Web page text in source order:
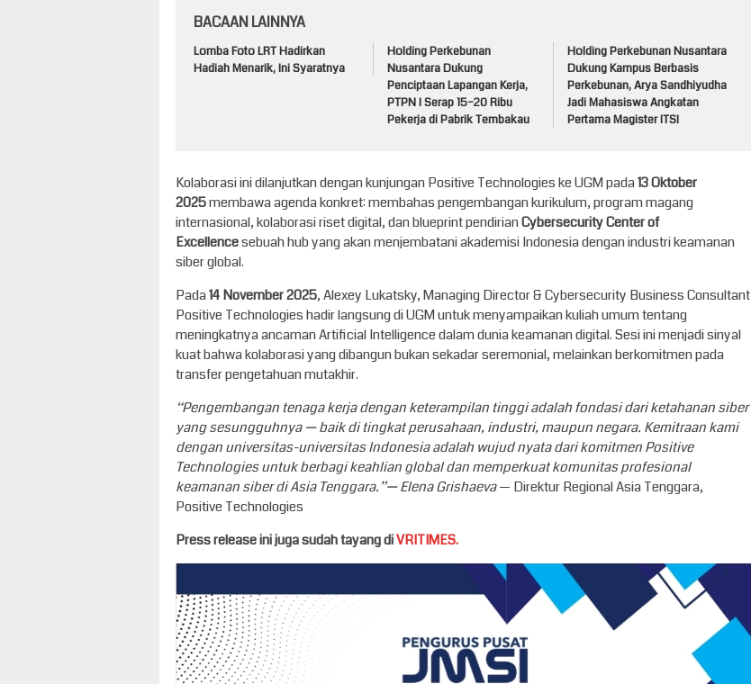
BACAAN LAINNYA
Lomba Foto LRT Hadirkan
Hadiah Menarik, Ini Syaratnya
Holding Perkebunan
Nusantara Dukung
Penciptaan Lapangan Kerja,
PTPN I Serap 15–20 Ribu
Pekerja di Pabrik Tembakau
Holding Perkebunan Nusantara
Dukung Kampus Berbasis
Perkebunan, Arya Sandhiyudha
Jadi Mahasiswa Angkatan
Pertama Magister ITSI
Kolaborasi ini dilanjutkan dengan kunjungan Positive Technologies ke UGM pada13 Oktober
2025membawa agenda konkret: membahas pengembangan kurikulum, program magang
internasional, kolaborasi riset digital, dan blueprint pendirianCybersecurity Center of
Excellencesebuah hub yang akan menjembatani akademisi Indonesia dengan industri keamanan
siber global.
Pada14 November 2025, Alexey Lukatsky, Managing Director & Cybersecurity Business Consultant
Positive Technologies hadir langsung di UGM untuk menyampaikan kuliah umum tentang
meningkatnya ancaman Artificial Intelligence dalam dunia keamanan digital. Sesi ini menjadi sinyal
kuat bahwa kolaborasi yang dibangun bukan sekadar seremonial, melainkan berkomitmen pada
transfer pengetahuan mutakhir.
“Pengembangan tenaga kerja dengan keterampilan tinggi adalah fondasi dari ketahanan siber
yang sesungguhnya — baik di tingkat perusahaan, industri, maupun negara. Kemitraan kami
dengan universitas-universitas Indonesia adalah wujud nyata dari komitmen Positive
Technologies untuk berbagi keahlian global dan memperkuat komunitas profesional
keamanan siber di Asia Tenggara.”— Elena Grishaeva— Direktur Regional Asia Tenggara,
Positive Technologies
Press release ini juga sudah tayang diVRITIMES.